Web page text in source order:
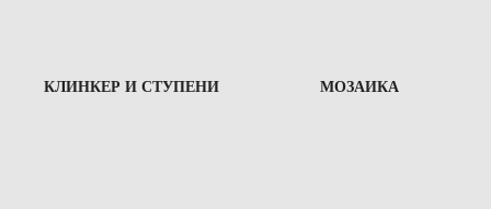
КЛИНКЕР И СТУПЕНИ МОЗАИКА